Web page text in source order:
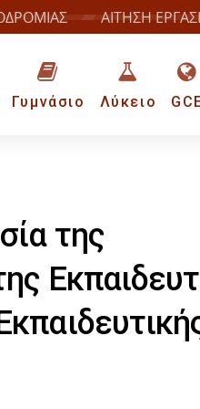
ΑΙΤΗΣΗ
Γυμνάσιο Λύκειο
της